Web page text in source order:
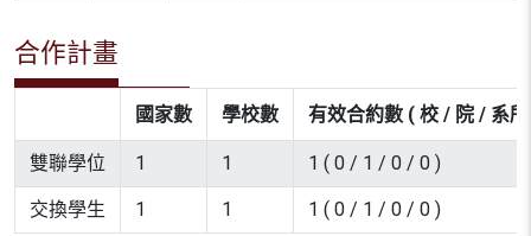
合作計畫
國家數 學校數 有效合約數 ( 校 / 院 / 系
雙聯學位 1 1 1 ( 0 / 1 / 0 / 0 )
交換學生 1 1 1 ( 0 / 1 / 0 / 0 )